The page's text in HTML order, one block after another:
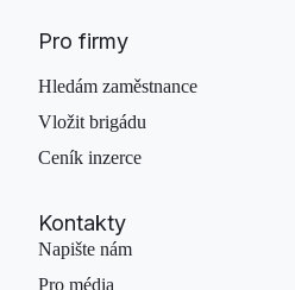
Pro firmy
Hledám zaměstnance
Vložit brigádu
Ceník inzerce
Kontakty
Napište nám
Pro média